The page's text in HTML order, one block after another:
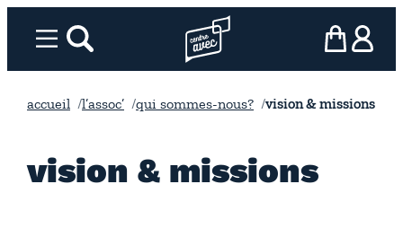
Menurechercher Page d’accueil l’association
mon panier
ma
accueil l’assoc’ qui sommes-nous? vision & missions
vision & missions